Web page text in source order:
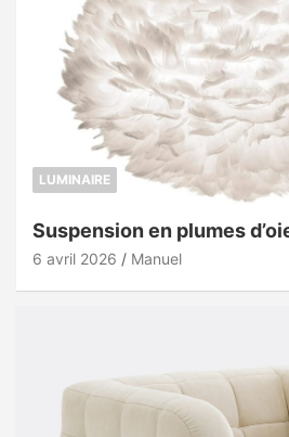
LUMINAIRE
Suspension en plumes
6 avril 2026 Manuel